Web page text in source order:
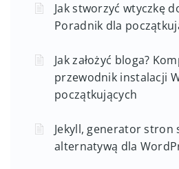
Jak stworzyć wtyczkę
Poradnik dla
Jak założyć bloga?
przewodnik instalacji
początkujących
Jekyll, generator stron
alternatywą dla